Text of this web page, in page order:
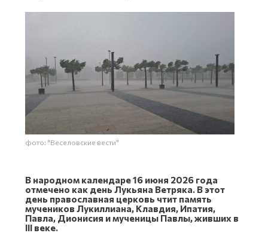
фото: "Веселовские вести"
В народном календаре 16 июня 2026 года
отмечено как день Лукьяна Ветряка. В этот
день православная церковь чтит память
мучеников Лукиллиана, Клавдия, Ипатия,
Павла, Дионисия и мученицы Павлы, живших в
III веке.